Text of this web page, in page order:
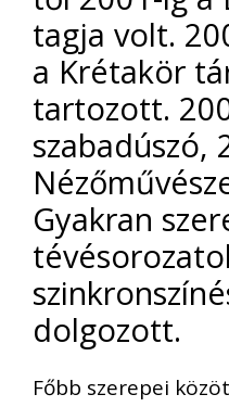
tagja volt.
a Krétakör
tartozott.
szabadúszó,
Gyakran
dolgozott.
Főbb szerepei